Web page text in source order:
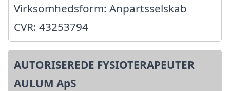
Virksomhedsform: Anpartsselskab
CVR: 43253794
AUTORISEREDE FYSIOTERAPEUTER
AULUM ApS